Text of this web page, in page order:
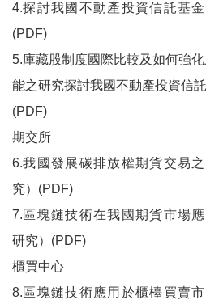
4.探討我國不動產投資信託基
(PDF)
5.庫藏股制度國際比較及如何強
能之研究探討我國不動產投資信
(PDF)
期交所
6.我國發展碳排放權期貨交易
究）(PDF)
7.區塊鏈技術在我國期貨市場
研究）(PDF)
櫃買中心
8.區塊鏈技術應用於櫃檯買賣